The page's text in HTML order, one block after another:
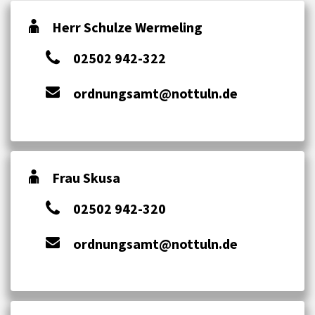
Herr Schulze Wermeling
02502 942-322
ordnungsamt@nottuln.de
Frau Skusa
02502 942-320
ordnungsamt@nottuln.de